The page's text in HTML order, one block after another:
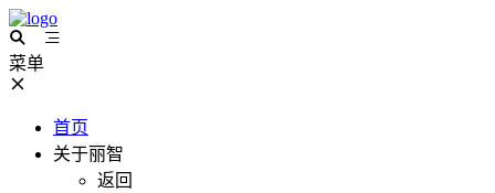
菜单
首页
关于丽智
返回